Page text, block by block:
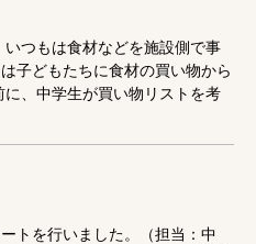
つもは食材などを施設側で事
子どもたちに食材の買い物から
、中学生が買い物リストを考
トを行いました。（担当：中